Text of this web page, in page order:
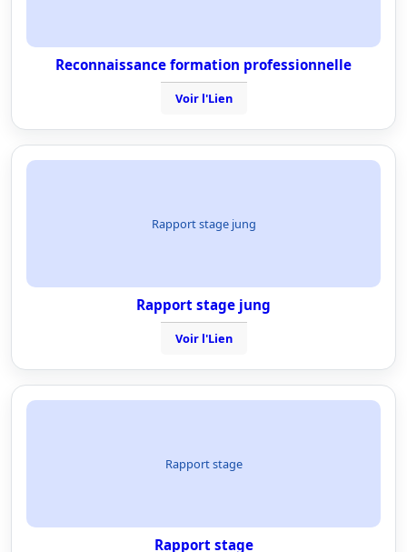
Reconnaissance formation professionnelle
Voir l'Lien
Rapport stage jung
Rapport stage jung
Voir l'Lien
Rapport stage
Rapport stage